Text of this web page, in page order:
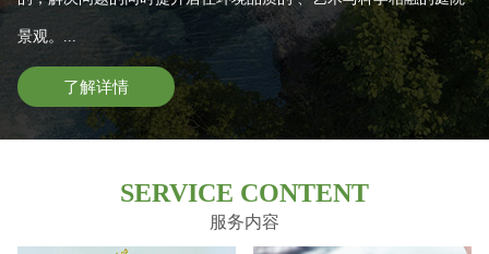
景观。...
了解详情
SERVICE CONTENT
服务内容